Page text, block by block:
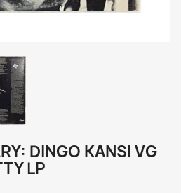
DINGO KANSI VG
LP